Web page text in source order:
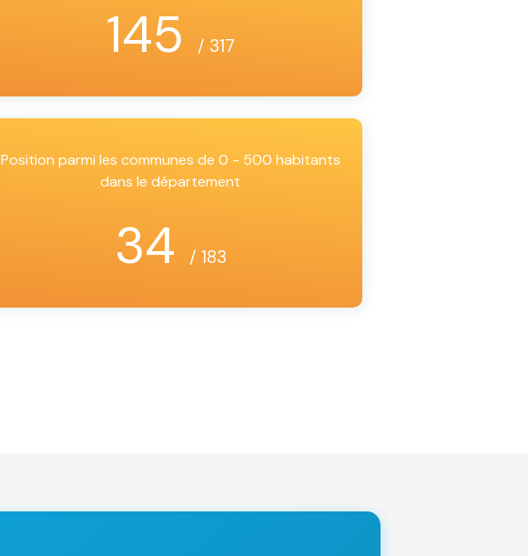
145 / 317
Position parmi les communes de 0 - 500 habitants
dans le département
34 / 183